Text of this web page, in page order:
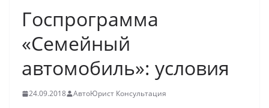
Госпрограмма
«Семейный
автомобиль»: условия
24.09.2018 АвтоЮрист Консультация